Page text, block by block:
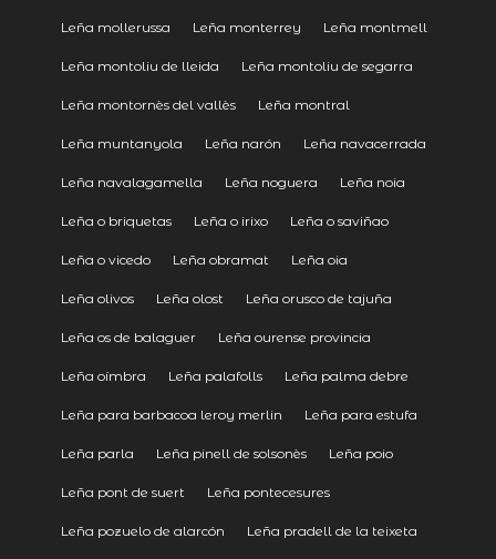
Leña mollerussa Leña monterrey Leña montmell
Leña montoliu de lleida Leña montoliu de segarra
Leña montornès del vallès Leña montral
Leña muntanyola Leña narón Leña navacerrada
Leña navalagamella Leña noguera Leña noia
Leña o briquetas Leña o irixo Leña o saviñao
Leña o vicedo Leña obramat Leña oia
Leña olivos Leña olost Leña orusco de tajuña
Leña os de balaguer Leña ourense provincia
Leña oímbra Leña palafolls Leña palma debre
Leña para barbacoa leroy merlin Leña para estufa
Leña parla Leña pinell de solsonès Leña poio
Leña pont de suert Leña pontecesures
Leña pozuelo de alarcón Leña pradell de la teixeta